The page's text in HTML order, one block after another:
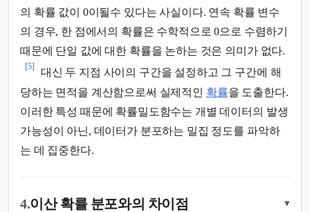
의 확률 값이 0이될수 있다는 사실이다. 연속 확률 변수
의 경우, 한 점에서의 확률은 수학적으로 0으로 수렴하기
때문에 단일 값에 대한 확률을 논하는 것은 의미가 없다.
[5]
대신 두 지점 사이의 구간을 설정하고 그 구간에 해
당하는 면적을 계산함으로써 실제적인 확률을 도출한다.
이러한 특성 때문에 확률밀도함수는 개별 데이터의 발생
가능성이 아닌, 데이터가 분포하는 밀집 정도를 파악하
는 데 집중한다.
4.이산 확률 분포와의 차이점 ▾